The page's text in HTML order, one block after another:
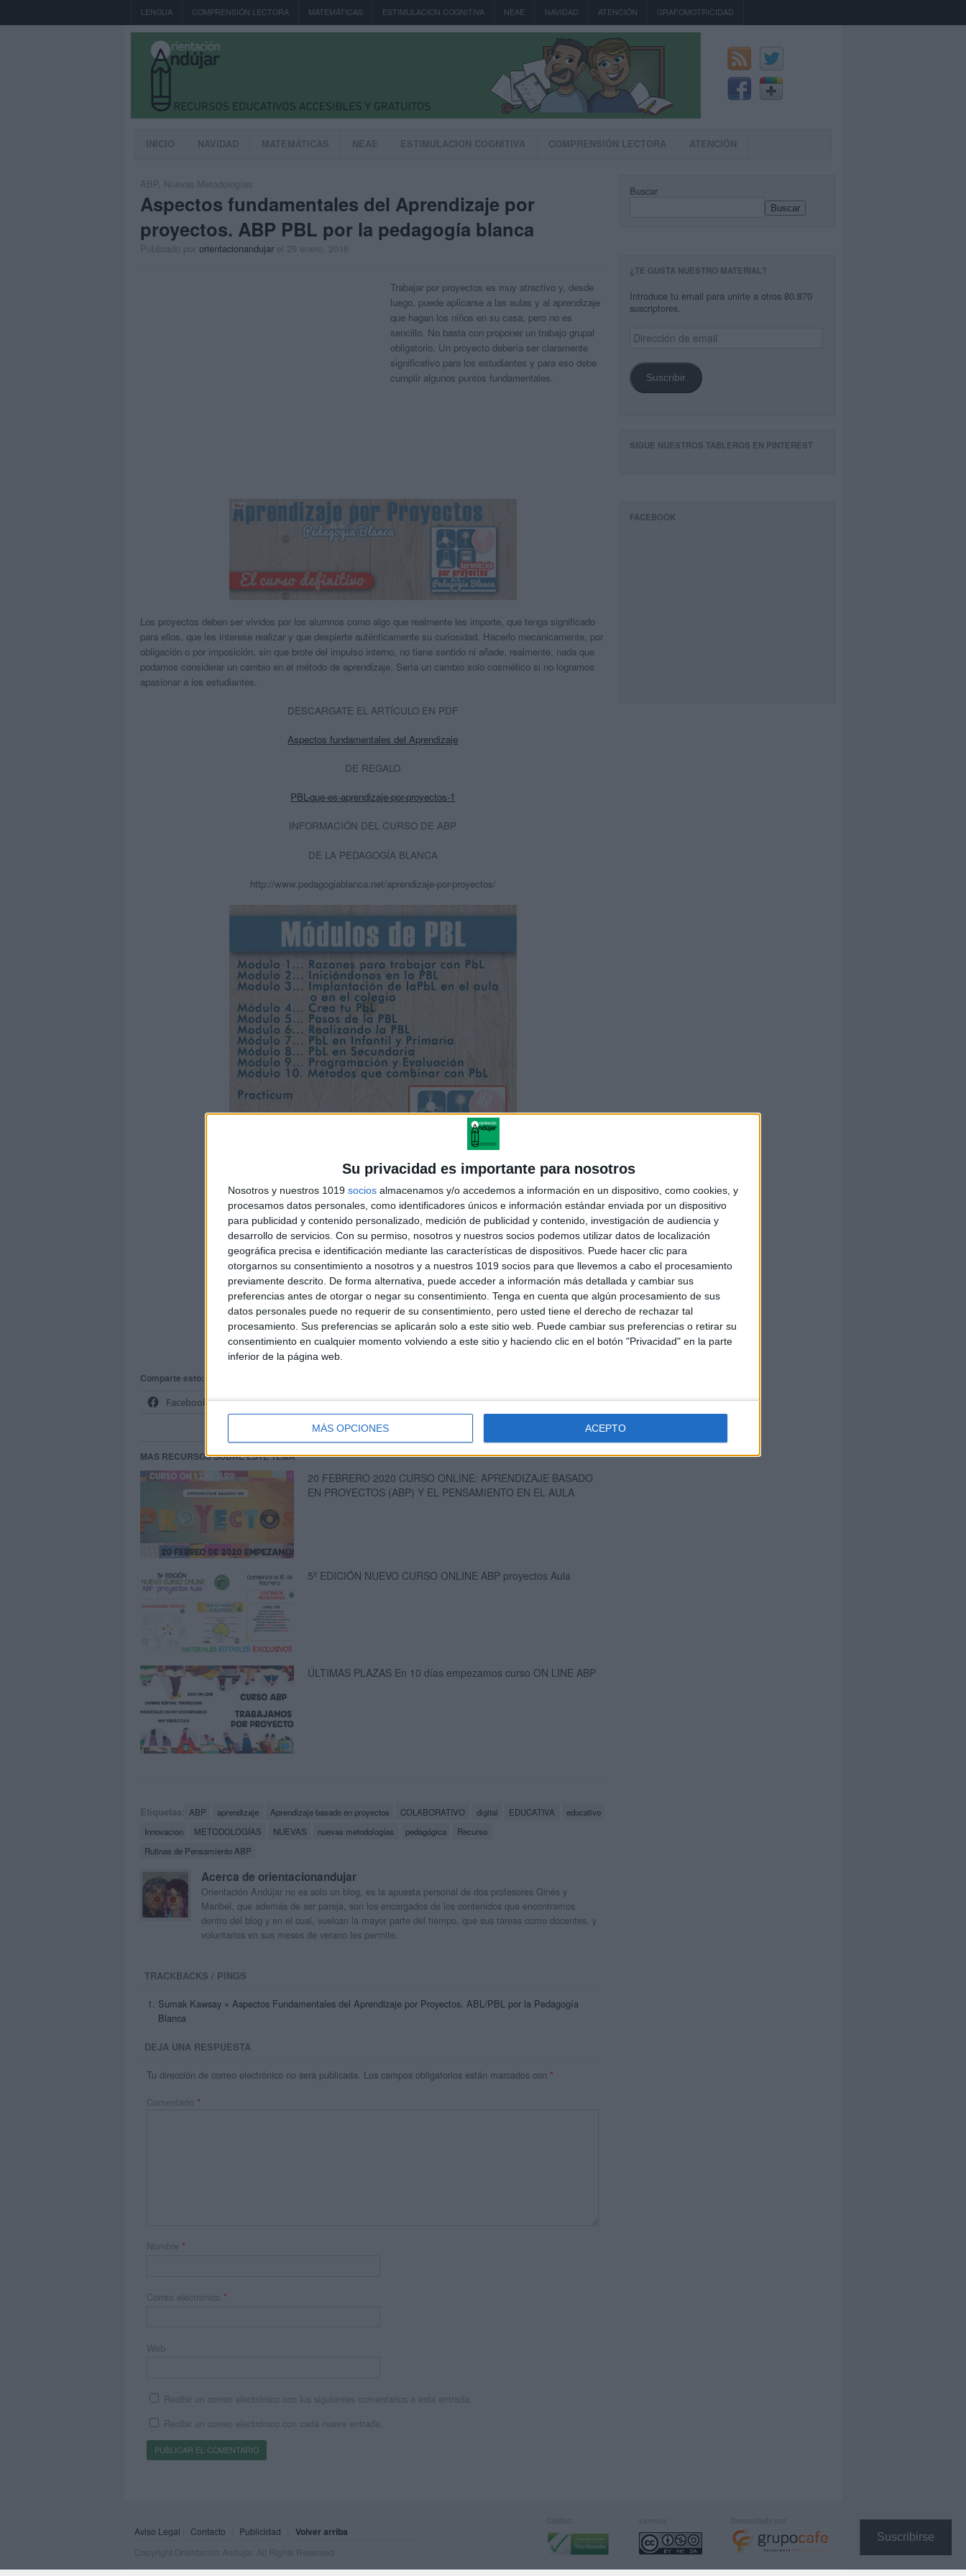
Su privacidad es importante para nosotros
Nosotros y nuestros 1019 socios almacenamos y/o accedemos a información en un dispositivo, como cookies, y
procesamos datos personales, como identificadores únicos e información estándar enviada por un dispositivo
para publicidad y contenido personalizado, medición de publicidad y contenido, investigación de audiencia y
desarrollo de servicios. Con su permiso, nosotros y nuestros socios podemos utilizar datos de localización
geográfica precisa e identificación mediante las características de dispositivos. Puede hacer clic para
otorgarnos su consentimiento a nosotros y a nuestros 1019 socios para que llevemos a cabo el procesamiento
previamente descrito. De forma alternativa, puede acceder a información más detallada y cambiar sus
preferencias antes de otorgar o negar su consentimiento. Tenga en cuenta que algún procesamiento de sus
datos personales puede no requerir de su consentimiento, pero usted tiene el derecho de rechazar tal
procesamiento. Sus preferencias se aplicarán solo a este sitio web. Puede cambiar sus preferencias o retirar su
consentimiento en cualquier momento volviendo a este sitio y haciendo clic en el botón "Privacidad" en la parte
inferior de la página web.
MÁS OPCIONES ACEPTO
Suscribirse
LENGUA COMPRENSIÓN LECTORA MATEMÁTICAS ESTIMULACION COGNITIVA NEAE NAVIDAD ATENCIÓN GRAFOMOTRICIDAD
INICIO NAVIDAD MATEMÁTICAS NEAE ESTIMULACION COGNITIVA COMPRENSIÓN LECTORA ATENCIÓN
ABP Nuevas Metodologías
Aspectos fundamentales del Aprendizaje por
proyectos.‏ ABP PBL por la pedagogía blanca
Publicado por orientacionandujar el 29 enero, 2016
Trabajar por proyectos es muy atractivo y, desde
luego, puede aplicarse a las aulas y al aprendizaje
que hagan los niños en su casa, pero no es
sencillo. No basta con proponer un trabajo grupal
obligatorio. Un proyecto debería ser claramente
significativo para los estudiantes y para eso debe
cumplir algunos puntos fundamentales.
Los proyectos deben ser vividos por los alumnos como algo que realmente les importe, que tenga significado
para ellos, que les interese realizar y que despierte auténticamente su curiosidad. Hacerlo mecanicamente, por
obligación o por imposición, sin que brote del impulso interno, no tiene sentido ni añade, realmente, nada que
podamos considerar un cambio en el método de aprendizaje. Sería un cambio solo cosmético si no logramos
apasionar a los estudiantes.
DESCARGATE EL ARTÍCULO EN PDF
Aspectos fundamentales del Aprendizaje
DE REGALO
PBL-que-es-aprendizaje-por-proyectos-1
INFORMACIÓN DEL CURSO DE ABP
DE LA PEDAGOGÍA BLANCA
http://www.pedagogiablanca.net/aprendizaje-por-proyectos/
Comparte esto:
Facebook
X
MAS RECURSOS SOBRE ESTE TEMA
20 FEBRERO 2020 CURSO ONLINE: APRENDIZAJE BASADO
EN PROYECTOS (ABP) Y EL PENSAMIENTO EN EL AULA
5º EDICIÓN NUEVO CURSO ONLINE ABP proyectos Aula
ÚLTIMAS PLAZAS En 10 días empezamos curso ON LINE ABP
Etiquetas: ABP aprendizaje Aprendizaje basado en proyectos COLABORATIVO digital EDUCATIVA
educativo
Innovacion
METODOLOGÍAS NUEVAS nuevas metodologías pedagógica
Recurso
Rutinas de Pensamiento ABP
Acerca de orientacionandujar
Orientación Andújar no es solo un blog, es la apuesta personal de dos profesores Ginés y
Maribel, que además de ser pareja, son los encargados de los contenidos que encontramos
dentro del blog y en el cual, vuelcan la mayor parte del tiempo, que sus tareas como docentes, y
voluntarios en sus meses de verano les permite.
TRACKBACKS / PINGS
Sumak Kawsay » Aspectos Fundamentales del Aprendizaje por Proyectos. ABL/PBL por la Pedagogía
Blanca
DEJA UNA RESPUESTA
Tu dirección de correo electrónico no será publicada. Los campos obligatorios están marcados con *
Comentario *
Nombre *
Correo electrónico *
Web
Recibir un correo electrónico con los siguientes comentarios a esta entrada.
Recibir un correo electrónico con cada nueva entrada.
Buscar
Buscar
¿TE GUSTA NUESTRO MATERIAL?
Introduce tu email para unirte a otros 80.870
suscriptores.
Dirección
de
Suscribir
SIGUE NUESTROS TABLEROS EN PINTEREST
FACEBOOK
Aviso Legal Contacto Publicidad Volver arriba